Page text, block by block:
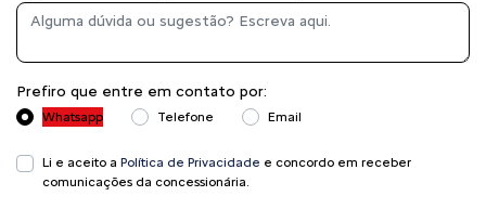
Prefiro que entre em contato por:
Whatsapp Telefone Email
Li e aceito a Política de Privacidade e concordo em receber
comunicações da concessionária.